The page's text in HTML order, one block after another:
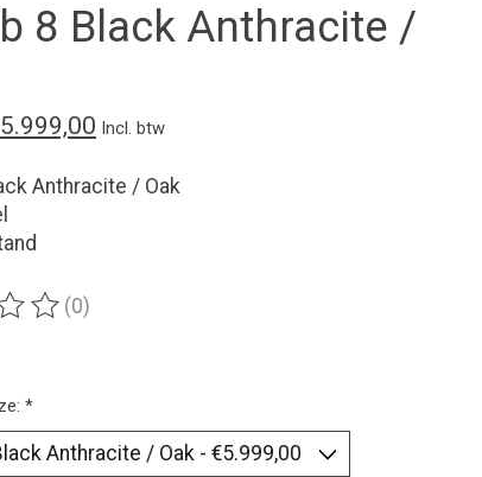
8 Black Anthracite /
Incl. btw
Anthracite / Oak
van dit product is
(0)
*